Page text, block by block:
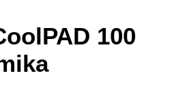
100